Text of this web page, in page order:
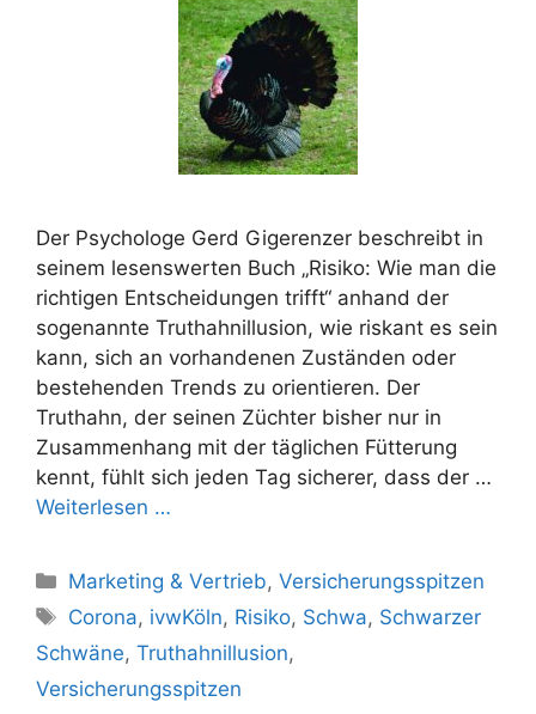
Der Psychologe Gerd Gigerenzer beschreibt in
seinem lesenswerten Buch „Risiko: Wie man die
richtigen Entscheidungen trifft“ anhand der
sogenannte Truthahnillusion, wie riskant es sein
kann, sich an vorhandenen Zuständen oder
bestehenden Trends zu orientieren. Der
Truthahn, der seinen Züchter bisher nur in
Zusammenhang mit der täglichen Fütterung
kennt, fühlt sich jeden Tag sicherer, dass der …
Weiterlesen …
Kategorien
Marketing & Vertrieb,Versicherungsspitzen
Schlagwörter
Corona, ivwKöln, Risiko, Schwa, Schwarzer
Schwäne, Truthahnillusion,
Versicherungsspitzen